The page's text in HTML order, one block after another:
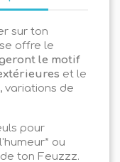
sur ton
offre le
le motif
et le
variations de
pour
ou
ton Feuzzz.